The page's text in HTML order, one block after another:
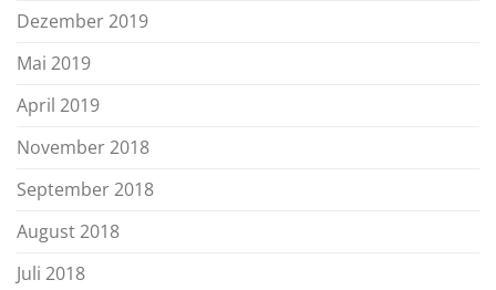
Dezember 2019
Mai 2019
April 2019
November 2018
September 2018
August 2018
Juli 2018